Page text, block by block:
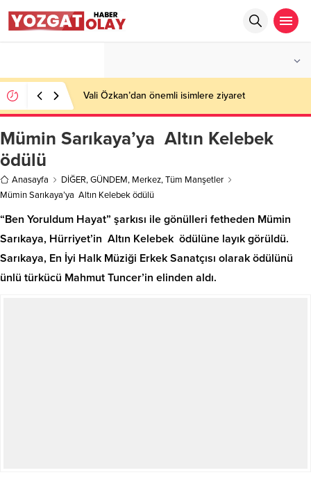
Vali Özkan’dan önemli isimlere ziyaret
Mümin Sarıkaya’ya Altın Kelebek
ödülü
Anasayfa DİĞER,GÜNDEM, Merkez,Tüm Manşetler
Mümin Sarıkaya’ya Altın Kelebek ödülü
“Ben Yoruldum Hayat” şarkısı ile gönülleri fetheden Mümin
Sarıkaya, Hürriyet’in Altın Kelebek ödülüne layık görüldü.
Sarıkaya, En İyi Halk Müziği Erkek Sanatçısı olarak ödülünü
ünlü türkücü Mahmut Tuncer’in elinden aldı.